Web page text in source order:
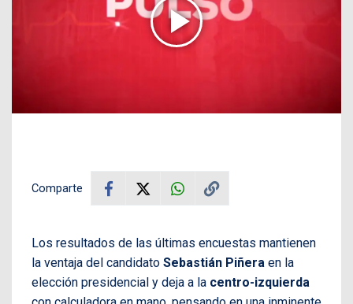
Comparte
Los resultados de las últimas encuestas mantienen
la ventaja del candidato Sebastián Piñera en la
elección presidencial y deja a la centro-izquierda